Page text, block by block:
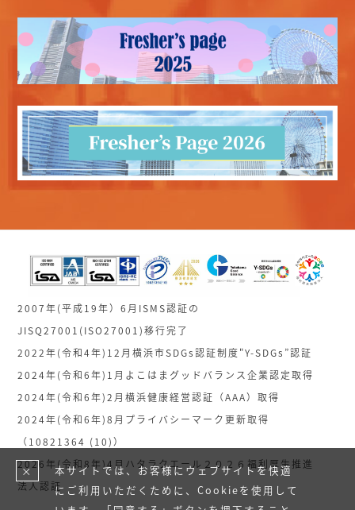
2007年(平成19年）6月ISMS認証の
JISQ27001(ISO27001)移行完了
2022年(令和4年)12月横浜市SDGs認証制度"Y-SDGs”認証
2024年(令和6年)1月よこはまグッドバランス企業認定取得
2024年(令和6年)2月横浜健康経営認証（AAA）取得
2024年(令和6年)8月プライバシーマーク更新取得
（10821364 (10)）
2026年(令和8年)4月ハタラクエール２０２６福利厚生推進
法人認証
×
本サイトでは、お客様にウェブサイトを快適
にご利用いただくために、Cookieを使用して